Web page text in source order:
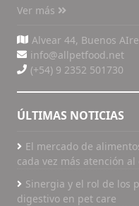
Ver más
Alvear 44, Buenos
info@allpetfood.net
(+54) 9 2352 501730
ÚLTIMAS NOTICIAS
El mercado de
cada vez más atención al
Sinergia y el rol de los
digestivo en pet care